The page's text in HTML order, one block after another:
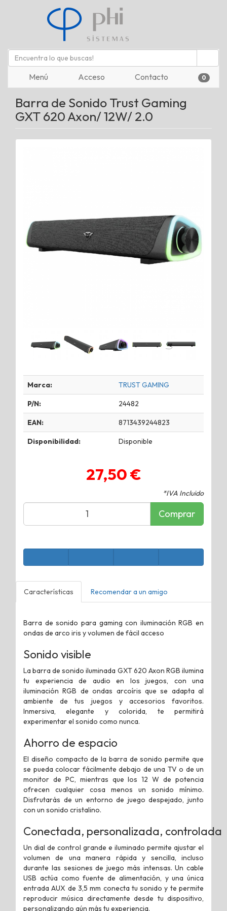
Menú Acceso Contacto 0
Barra de Sonido Trust Gaming
GXT 620 Axon/ 12W/ 2.0
Marca: TRUST GAMING
P/N: 24482
EAN: 8713439244823
Disponibilidad: Disponible
27,50 €
*IVA Incluido
Comprar
Características Recomendar a un amigo
Barra de sonido para gaming con iluminación RGB en
ondas de arco iris y volumen de fácil acceso
Sonido visible
La barra de sonido iluminada GXT 620 Axon RGB ilumina
tu experiencia de audio en los juegos, con una
iluminación RGB de ondas arcoíris que se adapta al
ambiente de tus juegos y accesorios favoritos.
Inmersiva, elegante y colorida, te permitirá
experimentar el sonido como nunca.
Ahorro de espacio
El diseño compacto de la barra de sonido permite que
se pueda colocar fácilmente debajo de una TV o de un
monitor de PC, mientras que los 12 W de potencia
ofrecen cualquier cosa menos un sonido mínimo.
Disfrutarás de un entorno de juego despejado, junto
con un sonido cristalino.
Conectada, personalizada, controlada
Un dial de control grande e iluminado permite ajustar el
volumen de una manera rápida y sencilla, incluso
durante las sesiones de juego más intensas. Un cable
USB actúa como fuente de alimentación, y una única
entrada AUX de 3,5 mm conecta tu sonido y te permite
reproducir música directamente desde tu dispositivo,
personalizando aún más tu experiencia.